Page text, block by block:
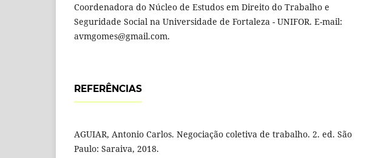
Coordenadora do Núcleo de Estudos em Direito do Trabalho e
Seguridade Social na Universidade de Fortaleza - UNIFOR. E-mail:
avmgomes@gmail.com.
REFERÊNCIAS
AGUIAR, Antonio Carlos. Negociação coletiva de trabalho. 2. ed. São
Paulo: Saraiva, 2018.